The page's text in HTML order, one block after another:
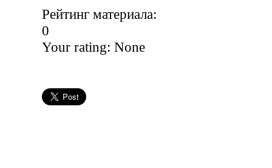
Рейтинг материала:
0
Your rating: None